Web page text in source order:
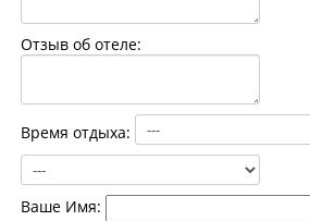
Отзыв об отеле:
Время отдыха:
Ваше Имя: